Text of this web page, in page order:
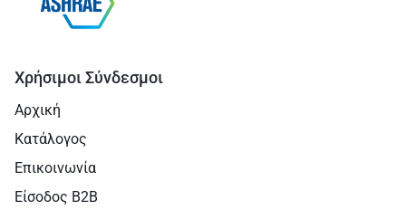
Χρήσιμοι Σύνδεσμοι
Αρχική
Κατάλογος
Επικοινωνία
Είσοδος B2B